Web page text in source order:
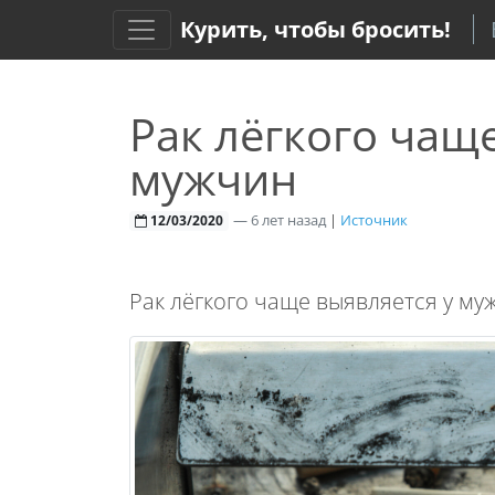
Курить, чтобы бросить!
Рак лёгкого
мужчин
12/03/2020 —6 лет назад | Источник
Рак лёгкого чаще выявляется у